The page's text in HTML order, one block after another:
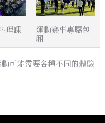
理課 運動賽事專屬包
廂
可能需要各種不同的體驗